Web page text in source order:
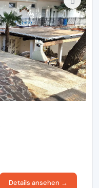
Details ansehen →